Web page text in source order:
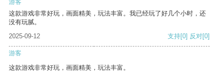
游客
这款游戏非常好玩，画面精美，玩法丰富。我已经玩了好几个小时，还
没有玩腻。
2025-09-12
支持[0] 反对[0]
游客
这款游戏非常好玩，画面精美，玩法丰富。